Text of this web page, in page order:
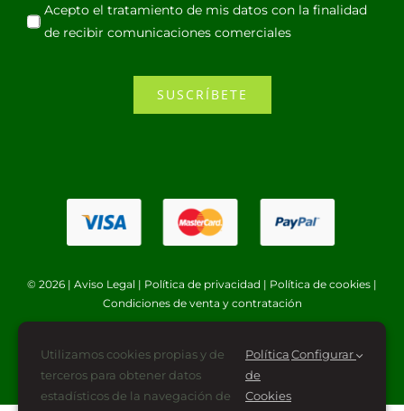
Acepto el tratamiento de mis datos con la finalidad
de recibir comunicaciones comerciales
SUSCRÍBETE
© 2026 | Aviso Legal | Política de privacidad | Política de cookies |
Condiciones de venta y contratación
Utilizamos cookies propias y de
terceros para obtener datos
estadísticos de la navegación de
Política
de
Cookies
Configurar